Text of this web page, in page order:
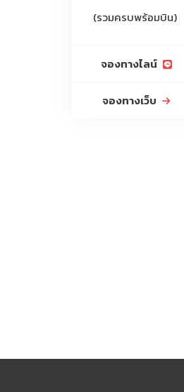
(รวมครบพร้อมบิน)
จองทางไลน์
จองทางเว็บ